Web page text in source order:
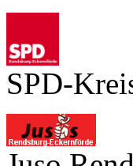
SPD-